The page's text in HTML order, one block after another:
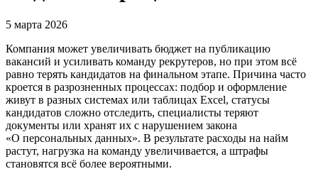
5 марта 2026
Компания может увеличивать бюджет на публикацию
вакансий и усиливать команду рекрутеров, но при этом всё
равно терять кандидатов на финальном этапе. Причина часто
кроется в разрозненных процессах: подбор и оформление
живут в разных системах или таблицах Excel, статусы
кандидатов сложно отследить, специалисты теряют
документы или хранят их с нарушением закона
«О персональных данных». В результате расходы на найм
растут, нагрузка на команду увеличивается, а штрафы
становятся всё более вероятными.